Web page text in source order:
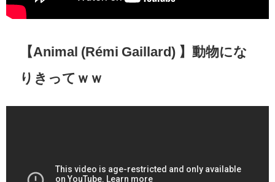
【Animal (Rémi Gaillard) 】動物にな
りきってｗｗ